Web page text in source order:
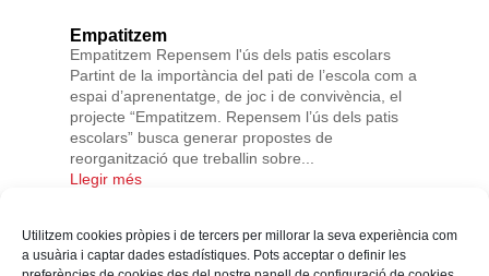
Utilitzem cookies pròpies i de tercers per millorar la seva experiència com
a usuària i captar dades estadístiques. Pots acceptar o definir les
Empatitzem
Empatitzem Repensem l'ús dels patis escolars
Partint de la importància del pati de l’escola com a
espai d’aprenentatge, de joc i de convivència, el
projecte “Empatitzem. Repensem l’ús dels patis
escolars” busca generar propostes de
reorganització que treballin sobre...
Llegir més
« Altres Projectes Next Entries »